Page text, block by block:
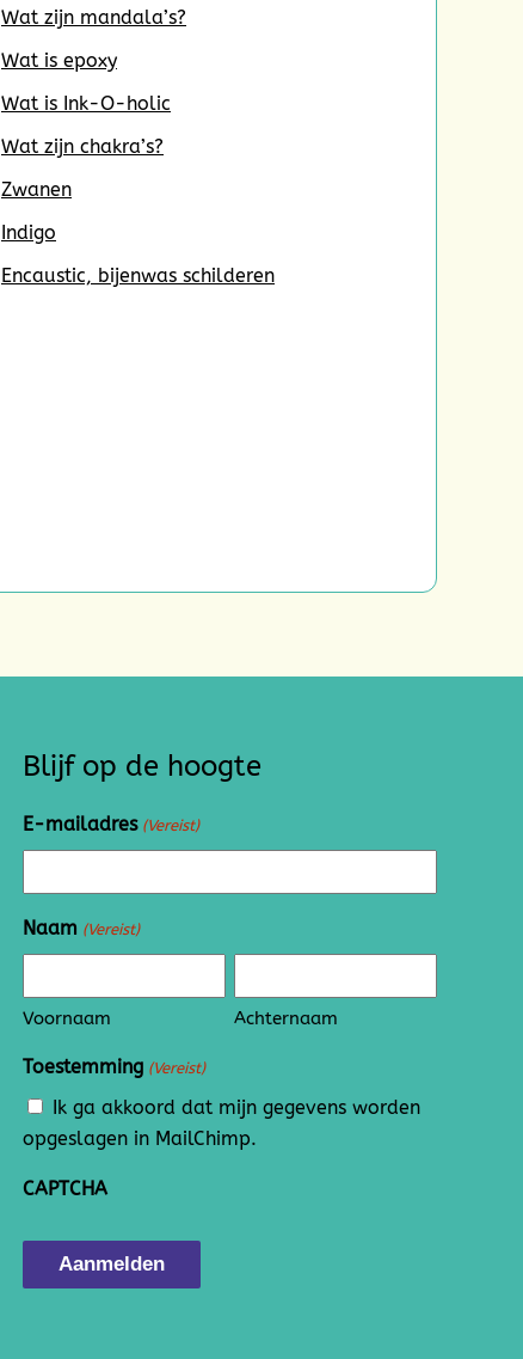
Wat zijn mandala’s?
Wat is epoxy
Wat is Ink-O-holic
Wat zijn chakra’s?
Zwanen
Indigo
Encaustic, bijenwas schilderen
Blijf op de hoogte
E-mailadres (Vereist)
Naam (Vereist)
Voornaam Achternaam
Toestemming (Vereist)
Ik ga akkoord dat mijn gegevens worden
opgeslagen in MailChimp.
CAPTCHA